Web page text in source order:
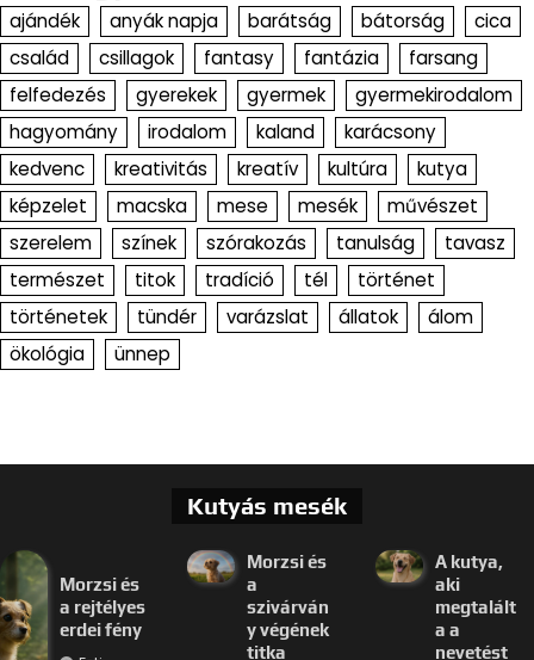
ajándék anyák napja barátság bátorság
cica
család
csillagok fantasy fantázia
farsang
felfedezés
gyerekek gyermek
gyermekirodalom
hagyomány
irodalom kaland
karácsony
kedvenc
kreativitás kreatív kultúra
kutya
képzelet
macska mese mesék
művészet
szerelem
színek szórakozás tanulság
tavasz
természet
titok tradíció tél
történet
történetek
tündér varázslat állatok
álom
ökológia
ünnep
Kutyás mesék
Morzsi és
a rejtélyes
erdei fény
Morzsi és
a
szivárván
y végének
titka
A kutya,
aki
megtalált
a a
nevetést